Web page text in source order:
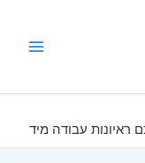
ראיונות עבודה מיד